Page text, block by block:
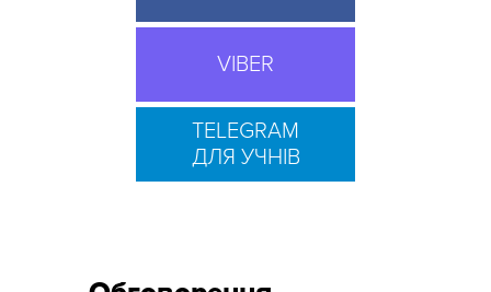
VIBER
TELEGRAM
ДЛЯ УЧНІВ